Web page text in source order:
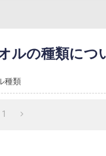
ルの種類につ
種類
1